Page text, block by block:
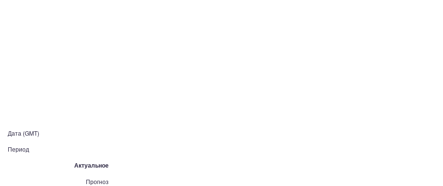
Дата (GMT)
Период
Актуальное
Прогноз